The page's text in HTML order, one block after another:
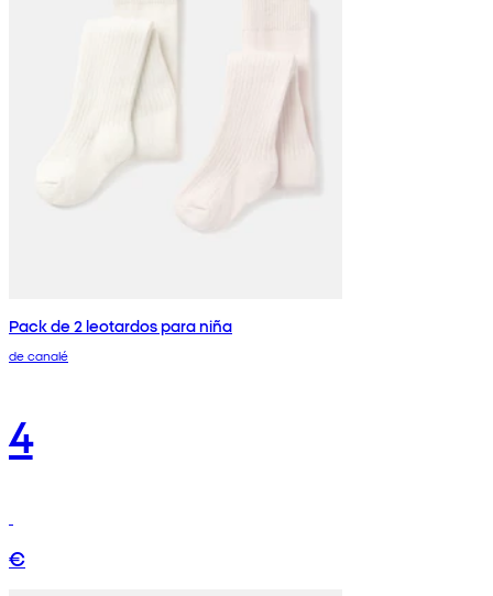
Pack de 2 leotardos para niña
de canalé
4
€